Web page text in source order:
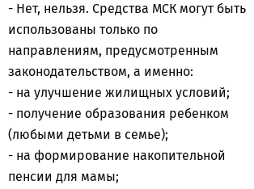
- Нет, нельзя. Средства МСК могут быть
использованы только по
направлениям, предусмотренным
законодательством, а именно:
- на улучшение жилищных условий;
- получение образования ребенком
(любыми детьми в семье);
- на формирование накопительной
пенсии для мамы;